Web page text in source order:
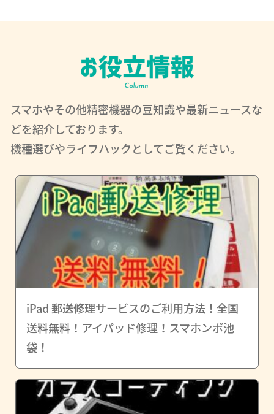
スマホやその他精密機器の豆知識や最新ニュースな
どを紹介しております。
機種選びやライフハックとしてご覧ください。
iPad 郵送修理サービスのご利用方法！全国
送料無料！アイパッド修理！スマホンポ池
袋！